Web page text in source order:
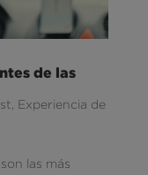
de las
Experiencia de
las más